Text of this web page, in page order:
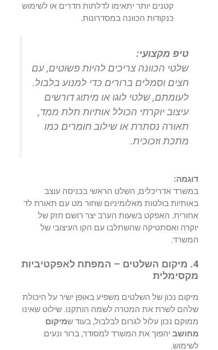
קטנים יותר יתאימו לדלתות חדרים או לשימוש
כנקודות הכוונה במסדרונות.
טיפ מקצועי:
שלטי הכוונה צריכים להיות פשוטים, עם
חצים וסמלים ברורים כדי למנוע בלבול.
לעומתם, שלטי לוגו או מיתוג דורשים
עיצוב יוקרתי הכולל אותיות תלת ממד,
תאורה נסתרת או שילוב חומרים כמו
מתכת וזכוכית.
דוגמה:
במשרד אדריכלים, השלט הראשי בכניסה עוצב
באותיות בולטות מאלומיניום שחור מט עם תאורת לד
אחורית. האפקט בשעות הערב יצר רושם חזק של
יוקרה ואסתטיקה שהשתלבו עם הקו העיצובי של
המשרד.
4. מיקום השלטים – המפתח לאפקטיביות
מקסימלית
מיקום נכון של השלטים משפיע באופן ישיר על היכולת
שלהם לשרת את המטרה לשמה הותקנו. שילוט שאינו
ממוקם נכון עלול לגרום לבלבול, בעוד שמיקום
מחושב יהפוך את המשרד למסודר, ברור ונעים
לשימוש.